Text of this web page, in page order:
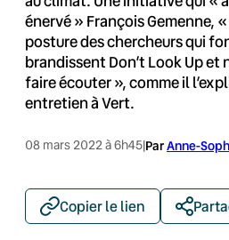
énervé » François Gemenne,
posture des chercheurs qui
brandissent Don’t Look Up et
faire écouter », comme il
entretien à Vert.
08 mars 2022 à 6h45|ParAnne-
Copier le lien